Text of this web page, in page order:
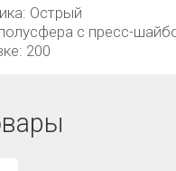
Острый
с пресс-
200